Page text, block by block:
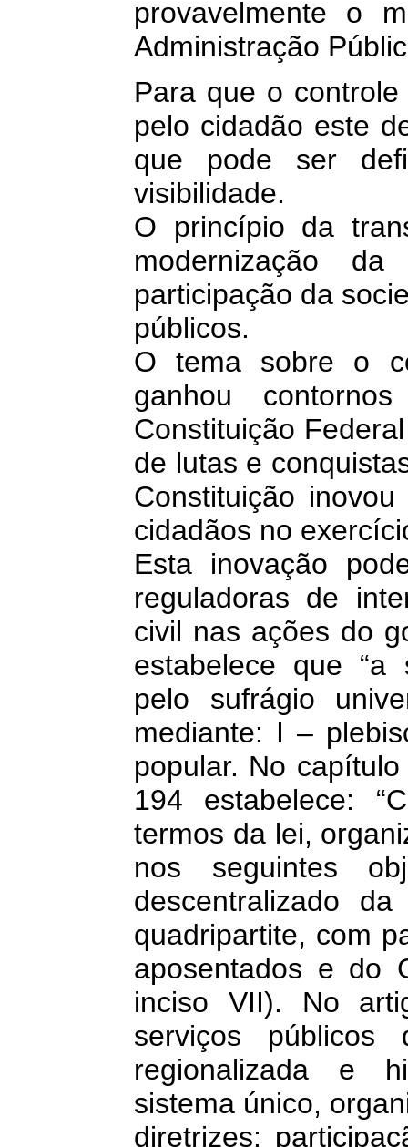
provavelmente o
Administração
Para que o
pelo cidadão este
que pode ser
visibilidade.
O princípio da
modernização
participação da
públicos.
O tema sobre o
ganhou
Constituição
de lutas e
Constituição
cidadãos no
Esta inovação
reguladoras de
civil nas ações do
estabelece que “a
pelo sufrágio
mediante: I –
popular. No
194 estabelece:
termos da lei,
nos seguintes
descentralizado
quadripartite, com
aposentados e do
inciso VII). No
serviços
regionalizada e
sistema único,
diretrizes: